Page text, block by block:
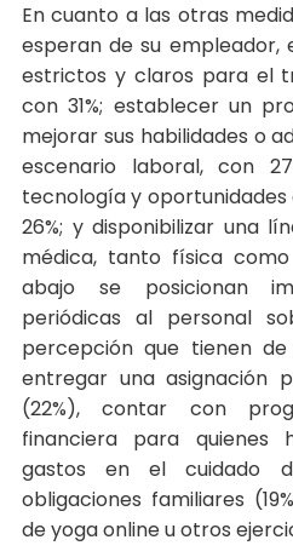
En cuanto a las otras
esperan de su empleador,
estrictos y claros para el
con 31%; establecer un
mejorar sus habilidades o
escenario laboral, con
tecnología y oportunidades
26%; y disponibilizar una
médica, tanto física
abajo se posicionan
periódicas al personal
percepción que tienen
entregar una asignación
(22%), contar con
financiera para quienes
gastos en el cuidado
obligaciones familiares
de yoga online u otros